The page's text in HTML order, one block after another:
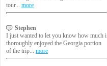
tour... more
Stephen
I just wanted to let you know how much i
thoroughly enjoyed the Georgia portion
of the trip... more